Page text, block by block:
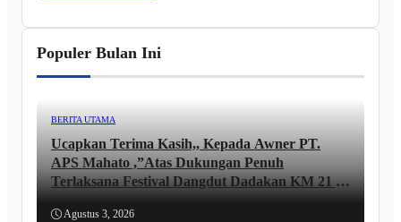
Populer Bulan Ini
BERITA UTAMA
Ucapkan Terima Kasih,, Kepada Awner PT.
APS Mahato ,”Atas Dukungan Penuh
Terlaksana Festival Dangdut Dadakan KM 21 ,,
lni Ungkapan JUNAIDI ..
Agustus 3, 2026